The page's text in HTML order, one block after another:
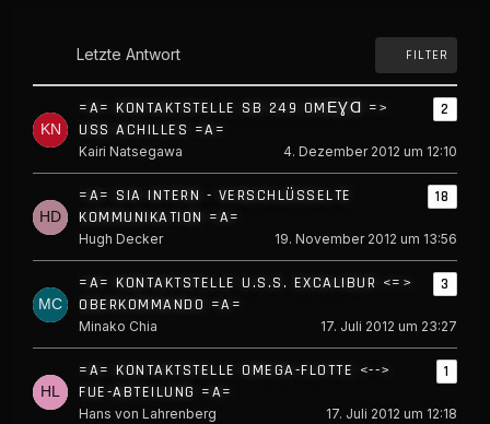
Letzte Antwort FILTER
=A= KONTAKTSTELLE SB 249 OMΕƔⱭ =>
USS ACHILLES =A=
2
Kairi Natsegawa 4. Dezember 2012 um 12:10
=A= SIA INTERN - VERSCHLÜSSELTE
KOMMUNIKATION =A=
18
Hugh Decker 19. November 2012 um 13:56
=A= KONTAKTSTELLE U.S.S. EXCALIBUR <=>
OBERKOMMANDO =A=
3
Minako Chia 17. Juli 2012 um 23:27
=A= KONTAKTSTELLE OMEGA-FLOTTE <-->
FUE-ABTEILUNG =A=
1
Hans von Lahrenberg 17. Juli 2012 um 12:18